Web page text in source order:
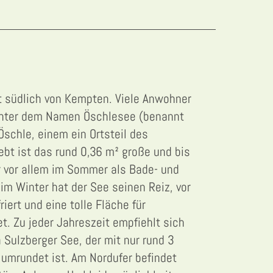
von Kempten. Viele Anwohner
dem Namen Öschlesee (benannt
einem ein Ortsteil des
ist das rund 0,36 m² große und bis
allem im Sommer als Bade- und
Winter hat der See seinen Reiz, vor
und eine tolle Fläche für
Zu jeder Jahreszeit empfiehlt sich
See, der mit nur rund 3
ist. Am Nordufer befindet